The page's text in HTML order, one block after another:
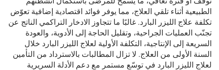
الطبيعية أثناء تلقي العلاج، مما يوفر فوائد اقتصادية إضافية تعوّض
تكلفة علاج الليزر البارد. غالبًا ما تتجاوز الادخار التراكمي الناتج عن
تجنّب العمليات الجراحية، وتقليل الحاجة إلى الأدوية، والعودة
السريعة إلى الإنتاجية، التكلفة الأولية لعلاج الليزر البارد خلال
السنة الأولى من العلاج. لا تزال المطالبات بالاسترداد من التأمين
لعلاج الليزر البارد في توسّع مستمر مع دعم الأدلة السريرية